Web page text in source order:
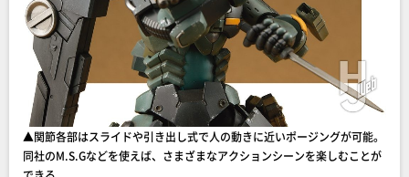
▲︎関節各部はスライドや引き出し式で人の動きに近いポージングが可能。
同社のM.S.Gなどを使えば、さまざまなアクションシーンを楽しむことが